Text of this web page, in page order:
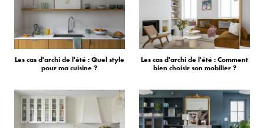
Les cas d'archi de l'été : Quel style
pour ma cuisine ?
Les cas d'archi de l'été : Comment
bien choisir son mobilier ?